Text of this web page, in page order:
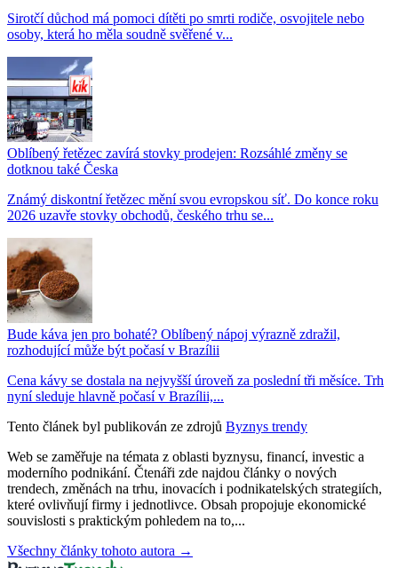
Sirotčí důchod má pomoci dítěti po smrti rodiče, osvojitele nebo
osoby, která ho měla soudně svěřené v...
Oblíbený řetězec zavírá stovky prodejen: Rozsáhlé změny se
dotknou také Česka
Známý diskontní řetězec mění svou evropskou síť. Do konce roku
2026 uzavře stovky obchodů, českého trhu se...
Bude káva jen pro bohaté? Oblíbený nápoj výrazně zdražil,
rozhodující může být počasí v Brazílii
Cena kávy se dostala na nejvyšší úroveň za poslední tři měsíce. Trh
nyní sleduje hlavně počasí v Brazílii,...
Tento článek byl publikován ze zdrojů Byznys trendy
Web se zaměřuje na témata z oblasti byznysu, financí, investic a
moderního podnikání. Čtenáři zde najdou články o nových
trendech, změnách na trhu, inovacích i podnikatelských strategiích,
které ovlivňují firmy i jednotlivce. Obsah propojuje ekonomické
souvislosti s praktickým pohledem na to,...
Všechny články tohoto autora →